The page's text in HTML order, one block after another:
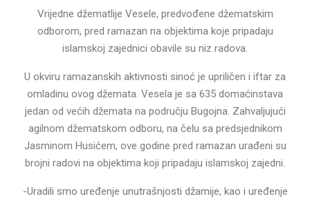
Vrijedne džematlije Vesele, predvođene džematskim
odborom, pred ramazan na objektima koje pripadaju
islamskoj zajednici obavile su niz radova.
U okviru ramazanskih aktivnosti sinoć je upriličen i iftar za
omladinu ovog džemata. Vesela je sa 635 domaćinstava
jedan od većih džemata na području Bugojna. Zahvaljujući
agilnom džematskom odboru, na čelu sa predsjednikom
Jasminom Husićem, ove godine pred ramazan urađeni su
brojni radovi na objektima koji pripadaju islamskoj zajedni.
-Uradili smo uređenje unutrašnjosti džamije, kao i uređenje